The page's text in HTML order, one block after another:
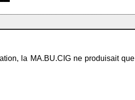
la MA.BU.CIG ne produisait